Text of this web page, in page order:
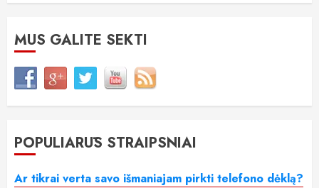
MUS GALITE SEKTI
POPULIARŪS STRAIPSNIAI
Ar tikrai verta savo išmaniajam pirkti telefono dėklą?